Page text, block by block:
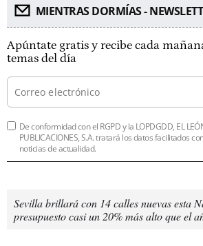
MIENTRAS DORMÍAS -
Apúntate gratis y recibe cada
temas del día
De conformidad con el RGPD y la LOPDGDD, EL
PUBLICACIONES, S.A. tratará los datos facilitados
noticias de actualidad.
Sevilla brillará con 14 calles nuevas esta
presupuesto casi un 20% más alto que el